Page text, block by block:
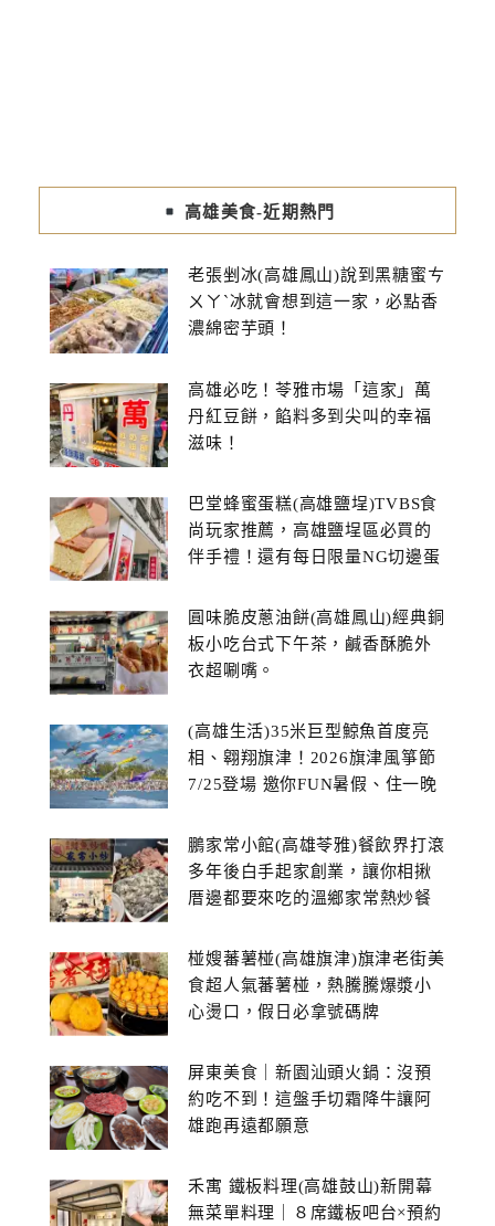
高雄美食-近期熱門
老張剉冰(高雄鳳山)說到黑糖蜜ㄘ
ㄨㄚˋ冰就會想到這一家，必點香
濃綿密芋頭！
高雄必吃！苓雅市場「這家」萬
丹紅豆餅，餡料多到尖叫的幸福
滋味！
巴堂蜂蜜蛋糕(高雄鹽埕)TVBS食
尚玩家推薦，高雄鹽埕區必買的
伴手禮！還有每日限量NG切邊蛋
圓味脆皮蔥油餅(高雄鳳山)經典銅
板小吃台式下午茶，鹹香酥脆外
衣超唰嘴。
(高雄生活)35米巨型鯨魚首度亮
相、翱翔旗津！2026旗津風箏節
7/25登場 邀你FUN暑假、住一晚
鵬家常小館(高雄苓雅)餐飲界打滾
多年後白手起家創業，讓你相揪
厝邊都要來吃的溫鄉家常熱炒餐
椪嫂蕃薯椪(高雄旗津)旗津老街美
食超人氣蕃薯椪，熱騰騰爆漿小
心燙口，假日必拿號碼牌
屏東美食｜新園汕頭火鍋：沒預
約吃不到！這盤手切霜降牛讓阿
雄跑再遠都願意
禾寓 鐵板料理(高雄鼓山)新開幕
無菜單料理｜８席鐵板吧台×預約